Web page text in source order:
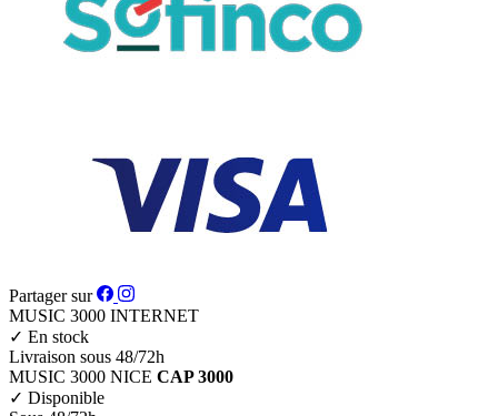
Partager sur
MUSIC 3000 INTERNET
✓ En stock
Livraison sous 48/72h
MUSIC 3000 NICE CAP 3000
✓ Disponible